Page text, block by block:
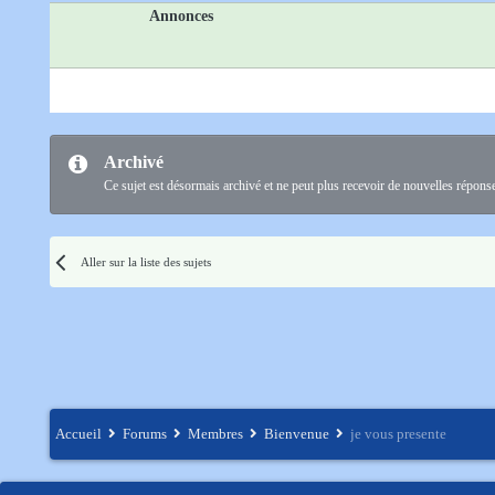
Annonces
Archivé
Ce sujet est désormais archivé et ne peut plus recevoir de nouvelles
Aller sur la liste des sujets
Accueil Forums Membres Bienvenue je vous presente